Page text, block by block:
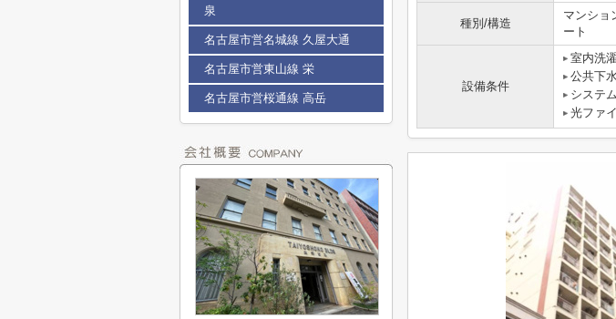
種別/構造
マンショ
ート
設備条件
室内洗
公共下
システ
光ファ
泉
名古屋市営名城線 久屋大通
名古屋市営東山線 栄
名古屋市営桜通線 高岳